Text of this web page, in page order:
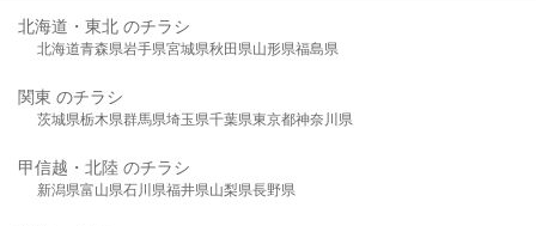
北海道・東北 のチラシ
北海道青森県岩手県宮城県秋田県山形県福島県
関東 のチラシ
茨城県栃木県群馬県埼玉県千葉県東京都神奈川県
甲信越・北陸 のチラシ
新潟県富山県石川県福井県山梨県長野県